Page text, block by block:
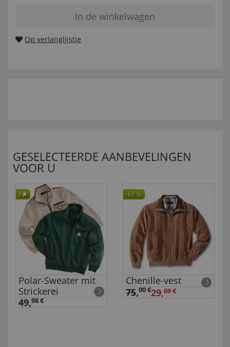
In de winkelwagen
Op verlanglijstje
GESELECTEERDE AANBEVELINGEN
VOOR U
5
Polar-Sweater mit
Strickerei
49,98 €
-60 %
Chenille-vest
75,00 €29,69 €